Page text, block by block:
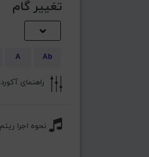
تغییر گام
Ab
A
راهنمای
نحوه اجرا ریتم